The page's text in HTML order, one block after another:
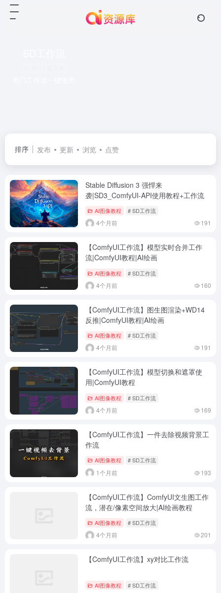
排序 发布 更新 浏览 点赞
Stable Diffusion 3 强悍来
袭|SD3_ComfyUI-API使用教程+工作流
AI图像教程 # SD工作流
4个月前 191
【ComfyUI工作流】模型实时合并工作
流|ComfyUI教程|AI绘画
AI图像教程 # SD工作流
4个月前 160
【ComfyUI工作流】图生图渲染+WD14
反推|ComfyUI教程|AI绘画
AI图像教程 # SD工作流
4个月前 191
【ComfyUI工作流】模型切换和遮罩使
用|ComfyUI教程
AI图像教程 # SD工作流
4个月前 169
【ComfyUI工作流】一件去除视频背景工
作流
AI图像教程 # SD工作流
1个月前 193
【ComfyUI工作流】ComfyUI文生图工作
流，潜在/像素空间放大|AI绘画教程
AI图像教程 # SD工作流
4个月前 201
【ComfyUI工作流】xy对比工作流
AI图像教程 # SD工作流